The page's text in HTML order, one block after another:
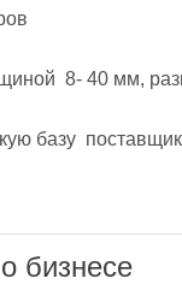
8- 40 мм,
базу
бизнесе